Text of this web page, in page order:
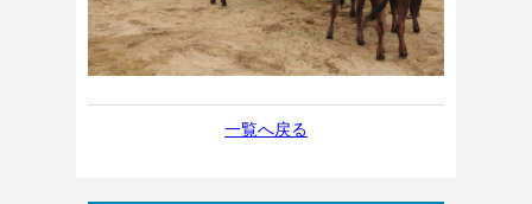
一覧へ戻る